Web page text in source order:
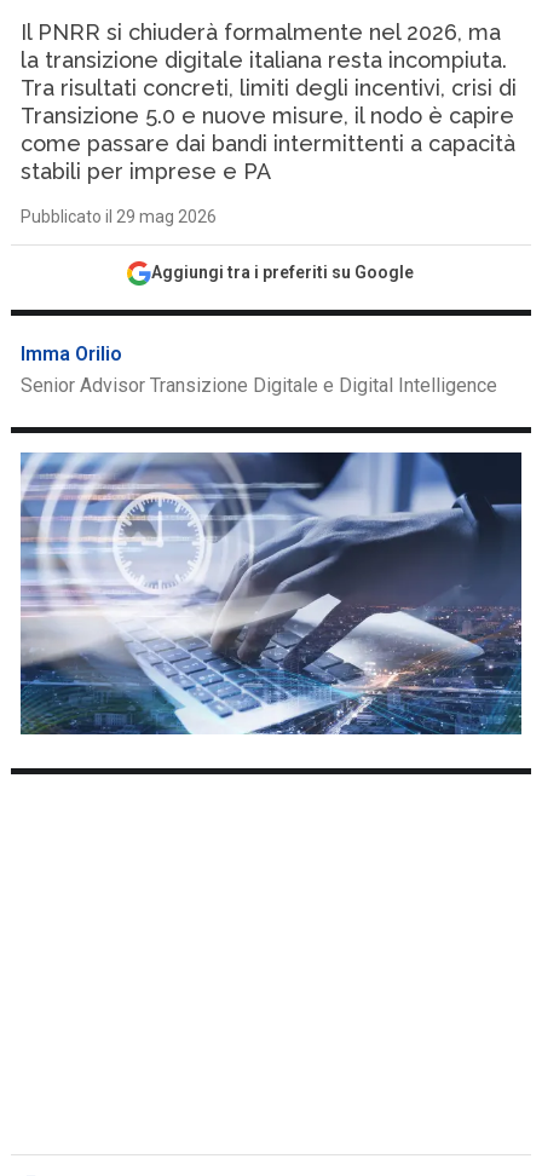
Il PNRR si chiuderà formalmente nel 2026, ma
la transizione digitale italiana resta incompiuta.
Tra risultati concreti, limiti degli incentivi, crisi di
Transizione 5.0 e nuove misure, il nodo è capire
come passare dai bandi intermittenti a capacità
stabili per imprese e PA
Pubblicato il 29 mag 2026
Aggiungi tra i preferiti su Google
Imma Orilio
Senior Advisor Transizione Digitale e Digital Intelligence